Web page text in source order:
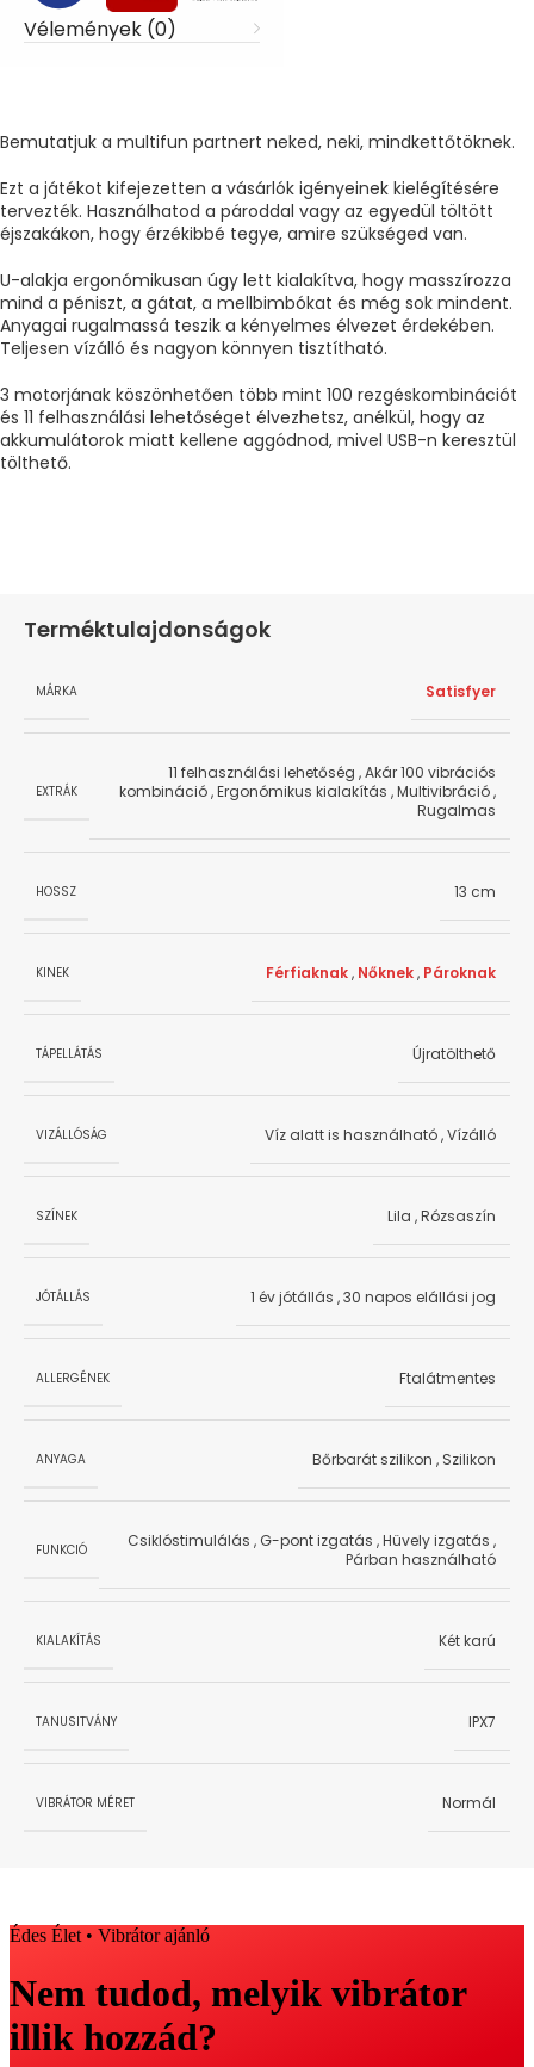
Vélemények (0)
Bemutatjuk a multifun partnert neked, neki, mindkettőtöknek.
Ezt a játékot kifejezetten a vásárlók igényeinek kielégítésére
tervezték. Használhatod a pároddal vagy az egyedül töltött
éjszakákon, hogy érzékibbé tegye, amire szükséged van.
U-alakja ergonómikusan úgy lett kialakítva, hogy masszírozza
mind a péniszt, a gátat, a mellbimbókat és még sok mindent.
Anyagai rugalmassá teszik a kényelmes élvezet érdekében.
Teljesen vízálló és nagyon könnyen tisztítható.
3 motorjának köszönhetően több mint 100 rezgéskombinációt
és 11 felhasználási lehetőséget élvezhetsz, anélkül, hogy az
akkumulátorok miatt kellene aggódnod, mivel USB-n keresztül
tölthető.
Terméktulajdonságok
MÁRKA Satisfyer
EXTRÁK
11 felhasználási lehetőség ,Akár 100 vibrációs
kombináció,Ergonómikus kialakítás ,Multivibráció,
Rugalmas
HOSSZ 13 cm
KINEK Férfiaknak, Nőknek, Pároknak
TÁPELLÁTÁS Újratölthető
VIZÁLLÓSÁG Víz alatt is használható,Vízálló
SZÍNEK Lila ,Rózsaszín
JÓTÁLLÁS 1 év jótállás ,30 napos elállási jog
ALLERGÉNEK Ftalátmentes
ANYAGA Bőrbarát szilikon , Szilikon
FUNKCIÓ Csiklóstimulálás , G-pont izgatás ,Hüvely izgatás ,
Párban használható
KIALAKÍTÁS Két karú
TANUSITVÁNY IPX7
VIBRÁTOR MÉRET Normál